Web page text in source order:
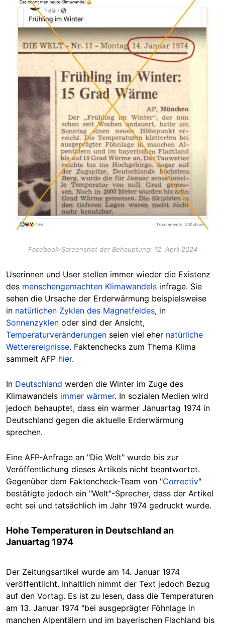
Facebook-Screenshot der Behauptung: 12. April 2024
Userinnen und User stellen immer wieder die Existenz
des menschengemachten Klimawandels infrage. Sie
sehen die Ursache der Erderwärmung beispielsweise
in natürlichen Zyklen des Magnetfeldes, in
Sonnenzyklen oder sind der Ansicht,
Temperaturveränderungen seien viel eher natürliche
Wetterereignisse. Faktenchecks zum Thema Klima
sammelt AFP hier.
In Deutschland werden die Winter im Zuge des
Klimawandels immer wärmer. In sozialen Medien wird
jedoch behauptet, dass ein warmer Januartag 1974 in
Deutschland gegen die aktuelle Erderwärmung
sprechen.
Eine AFP-Anfrage an "Die Welt" wurde bis zur
Veröffentlichung dieses Artikels nicht beantwortet.
Gegenüber dem Faktencheck-Team von "Correctiv"
bestätigte jedoch ein "Welt"-Sprecher, dass der Artikel
echt sei und tatsächlich im Jahr 1974 gedruckt wurde.
Hohe Temperaturen in Deutschland an
Januartag 1974
Der Zeitungsartikel wurde am 14. Januar 1974
veröffentlicht. Inhaltlich nimmt der Text jedoch Bezug
auf den Vortag. Es ist zu lesen, dass die Temperaturen
am 13. Januar 1974 "bei ausgeprägter Föhnlage in
manchen Alpentälern und im bayerischen Flachland bis